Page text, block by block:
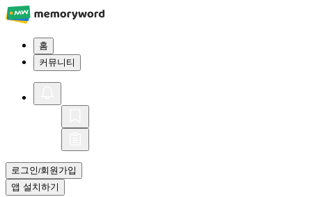
홈
커뮤니티
로그인/회원가입
앱 설치하기